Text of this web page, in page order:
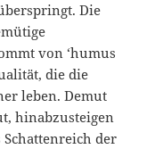
Die
von ‘humus
die die
leben. Demut
hinabzusteigen
der